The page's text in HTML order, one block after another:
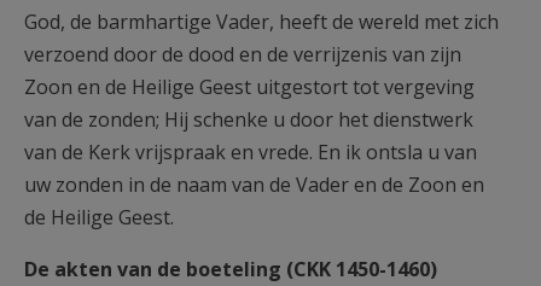
God, de barmhartige Vader, heeft de wereld met zich
verzoend door de dood en de verrijzenis van zijn
Zoon en de Heilige Geest uitgestort tot vergeving
van de zonden; Hij schenke u door het dienstwerk
van de Kerk vrijspraak en vrede. En ik ontsla u van
uw zonden in de naam van de Vader en de Zoon en
de Heilige Geest.
De akten van de boeteling (CKK 1450-1460)